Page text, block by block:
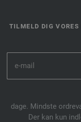
TILMELD DIG
dage. Mindste
Der kan kun